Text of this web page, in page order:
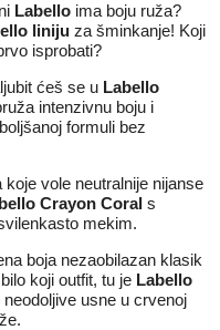
Labello ima boju ruža?
liniju za šminkanje! Koji
isprobati?
ćeš se u Labello
intenzivnu boju i
formuli bez
vole neutralnije nijanse
Crayon Coral s
mekim.
boja nezaobilazan klasik
koji outfit, tu je Labello
usne u crvenoj